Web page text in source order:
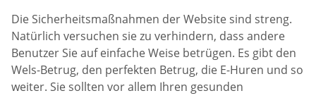
Die Sicherheitsmaßnahmen der Website sind streng.
Natürlich versuchen sie zu verhindern, dass andere
Benutzer Sie auf einfache Weise betrügen. Es gibt den
Wels-Betrug, den perfekten Betrug, die E-Huren und so
weiter. Sie sollten vor allem Ihren gesunden